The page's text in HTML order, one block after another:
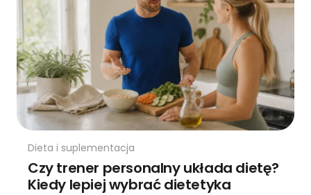
Dieta i suplementacja
Czy trener personalny układa dietę?
Kiedy lepiej wybrać dietetyka